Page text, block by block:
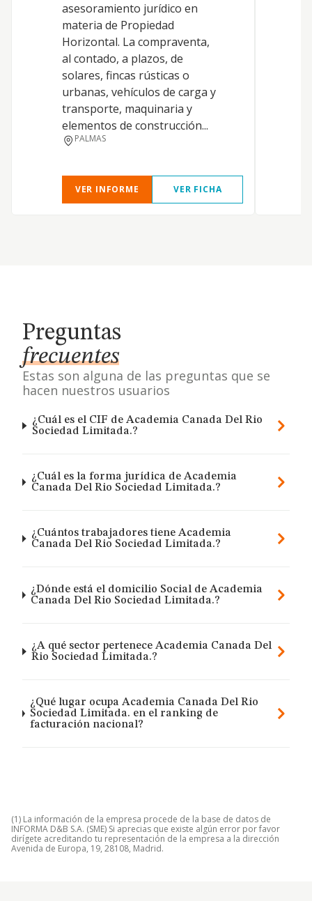
asesoramiento jurídico en
materia de Propiedad
Horizontal. La compraventa,
al contado, a plazos, de
solares, fincas rústicas o
urbanas, vehículos de carga y
transporte, maquinaria y
elementos de construcción...
PALMAS
VER INFORME VER FICHA
Preguntas
frecuentes
Estas son alguna de las preguntas que se
hacen nuestros usuarios
¿Cuál es el CIF de Academia Canada Del Rio
Sociedad Limitada.?
¿Cuál es la forma jurídica de Academia
Canada Del Rio Sociedad Limitada.?
¿Cuántos trabajadores tiene Academia
Canada Del Rio Sociedad Limitada.?
¿Dónde está el domicilio Social de Academia
Canada Del Rio Sociedad Limitada.?
¿A qué sector pertenece Academia Canada Del
Rio Sociedad Limitada.?
¿Qué lugar ocupa Academia Canada Del Rio
Sociedad Limitada. en el ranking de
facturación nacional?
(1) La información de la empresa procede de la base de datos de
INFORMA D&B S.A. (SME) Si aprecias que existe algún error por favor
dirígete acreditando tu representación de la empresa a la dirección
Avenida de Europa, 19, 28108, Madrid.